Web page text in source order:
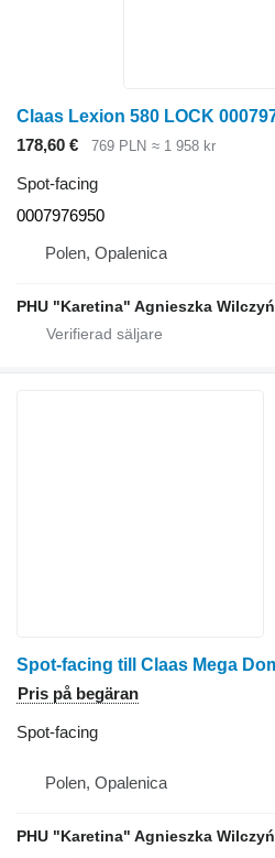
178,60 € 769 PLN ≈ 1 958 kr
Spot-facing
0007976950
Polen, Opalenica
PHU "Karetina" Agnieszka
Spot-facing till Claas Mega
Pris på begäran
Spot-facing
Polen, Opalenica
PHU "Karetina" Agnieszka